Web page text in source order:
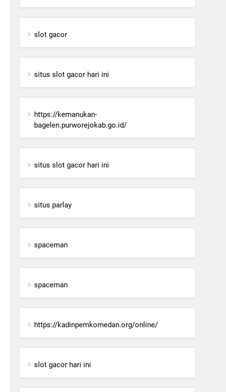
slot gacor
situs slot gacor hari ini
https://kemanukan-
bagelen.purworejokab.go.id/
situs slot gacor hari ini
situs parlay
spaceman
spaceman
https://kadinpemkomedan.org/online/
slot gacor hari ini